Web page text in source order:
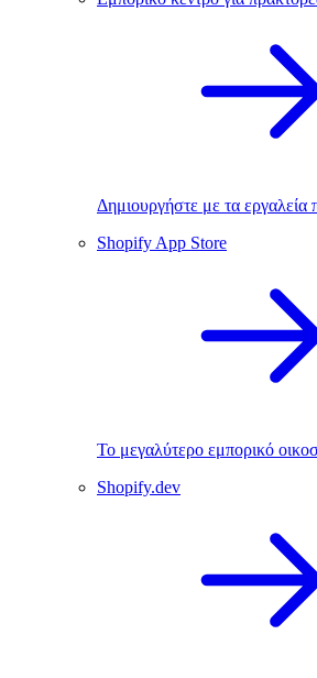
Δημιουργήστε με τα εργαλεία
Shopify App Store
Το μεγαλύτερο εμπορικό
Shopify.dev